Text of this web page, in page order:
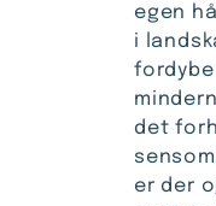
egen
i
det
er der